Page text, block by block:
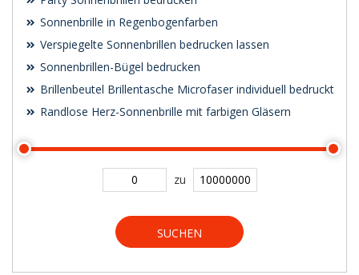
Sonnenbrille in Regenbogenfarben
Verspiegelte Sonnenbrillen bedrucken lassen
Sonnenbrillen-Bügel bedrucken
Brillenbeutel Brillentasche Microfaser individuell bedruckt
Randlose Herz-Sonnenbrille mit farbigen Gläsern
zu
SUCHEN